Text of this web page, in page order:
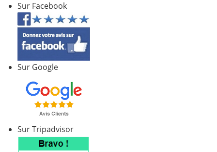
Sur Facebook
Sur Google
Sur Tripadvisor